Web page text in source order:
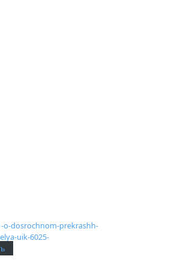
o-dosrochnom-prekrashh-
uik-6025-